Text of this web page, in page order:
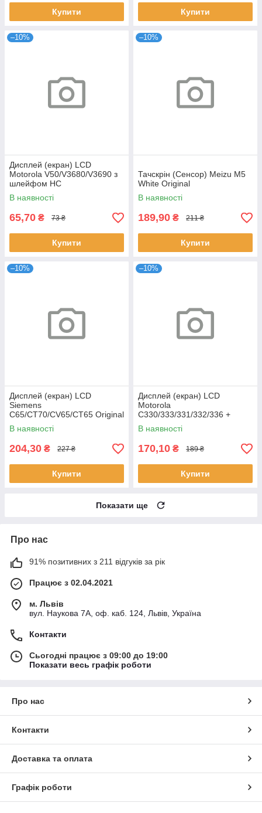
Купити Купити
–10%
Дисплей (екран) LCD
Motorola V50/V3680/V3690 з
шлейфом HC
В наявності
65,70 ₴ 73 ₴
Купити
–10%
Тачскрін (Сенсор) Meizu M5
White Original
В наявності
189,90 ₴ 211 ₴
Купити
–10%
Дисплей (екран) LCD
Siemens
C65/CT70/CV65/CT65 Original
В наявності
204,30 ₴ 227 ₴
Купити
–10%
Дисплей (екран) LCD
Motorola
C330/333/331/332/336 +
клавіатурний модуль HC
В наявності
170,10 ₴ 189 ₴
Купити
Показати ще
Про нас
91% позитивних з 211 відгуків за рік
Працює з 02.04.2021
м. Львів
вул. Наукова 7А, оф. каб. 124, Львів, Україна
Контакти
Сьогодні працює з 09:00 до 19:00
Показати весь графік роботи
Про нас
Контакти
Доставка та оплата
Графік роботи